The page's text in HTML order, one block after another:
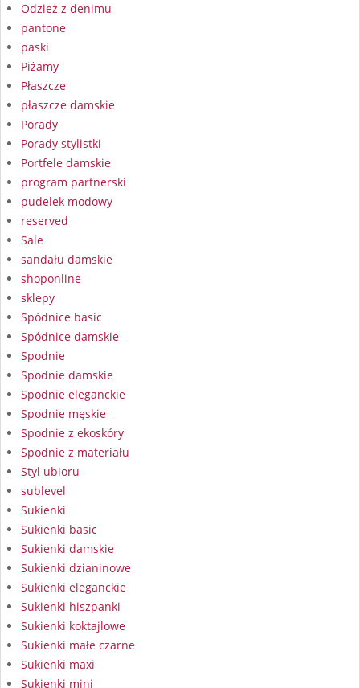
Odzież z denimu
pantone
paski
Piżamy
Płaszcze
płaszcze damskie
Porady
Porady stylistki
Portfele damskie
program partnerski
pudelek modowy
reserved
Sale
sandału damskie
shoponline
sklepy
Spódnice basic
Spódnice damskie
Spodnie
Spodnie damskie
Spodnie eleganckie
Spodnie męskie
Spodnie z ekoskóry
Spodnie z materiału
Styl ubioru
sublevel
Sukienki
Sukienki basic
Sukienki damskie
Sukienki dzianinowe
Sukienki eleganckie
Sukienki hiszpanki
Sukienki koktajlowe
Sukienki małe czarne
Sukienki maxi
Sukienki mini